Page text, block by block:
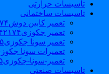
تاسیسات حرارتی
تاسیسات ساختمانی
تعمیر کابین دوش۸۸۰۴۲۱۷۴_فروش کابین دوش
تعمیر جکوزی۸۸۰۴۲۱۷۴_فروش وان_جکوزی
تعمیر سونا جکوزی۰۹۱۲۱۵۰۷۸۲۵#| Sauna | Jacuzzi
تعمیرات سونا جکوزی۰۹۱۲۱۵۰۷۸۲۵_تعمیر سونا بخار
تعمیر-سونا-جکوزی۰۹۱۲۱۵۰۷۸۲۵-sauna-jacuzzi
تاسیسات صنعتی